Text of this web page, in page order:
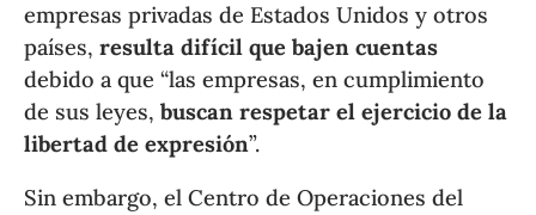
empresas privadas de Estados Unidos y otros
países,resulta difícil que bajen cuentas
debido a que “las empresas, en cumplimiento
de sus leyes,buscan respetar el ejercicio de la
libertad de expresión”.
Sin embargo, el Centro de Operaciones del